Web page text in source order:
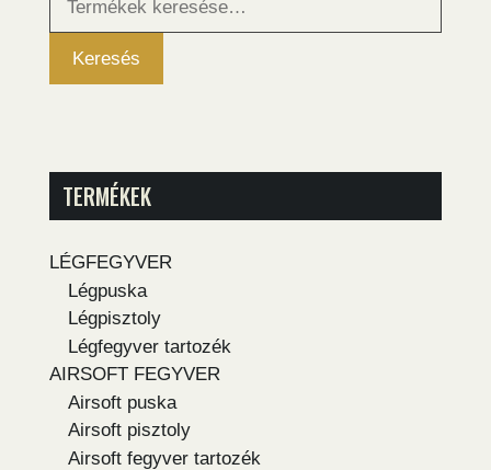
következőre:
Keresés
TERMÉKEK
LÉGFEGYVER
Légpuska
Légpisztoly
Légfegyver tartozék
AIRSOFT FEGYVER
Airsoft puska
Airsoft pisztoly
Airsoft fegyver tartozék